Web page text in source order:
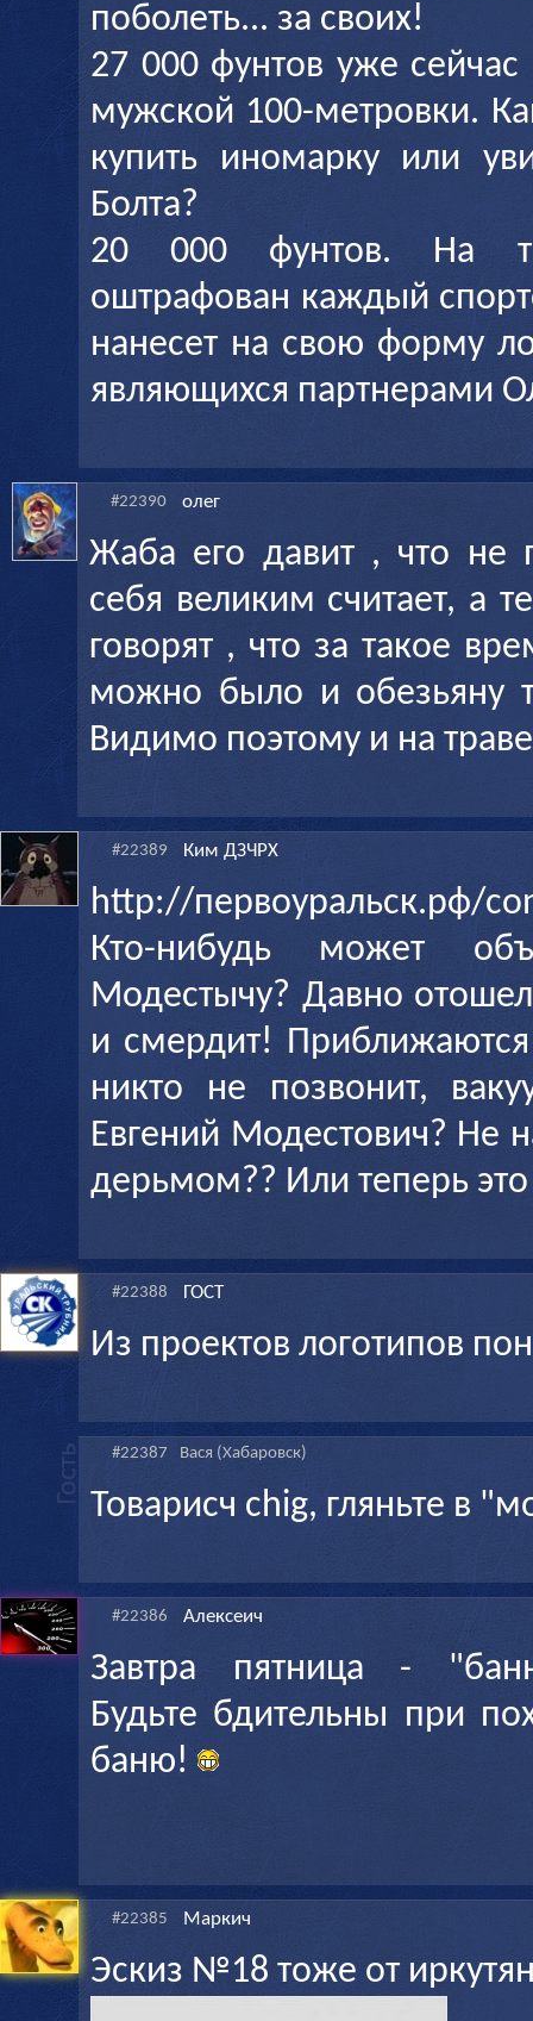
поболеть... за своих!
27 000 фунтов уже
мужской 100-метровки.
купить иномарку или
Болта?
20 000 фунтов. На
оштрафован каждый
нанесет на свою форму
являющихся партнерами
#22390 олег
Жаба его давит , что не
себя великим считает, а
говорят , что за такое
можно было и обезьяну
Видимо поэтому и на
#22389 Ким ДЗЧРХ
http://первоуральск.рф/
Кто-нибудь может
Модестычу? Давно
и смердит!
никто не позвонит,
Евгений Модестович? Не
дерьмом?? Или теперь это
#22388 ГОСТ
Из проектов логотипов
#22387 Вася (Хабаровск)
Товарисч chig, гляньте в
#22386 Алексеич
Завтра пятница -
Будьте бдительны при
баню!
#22385 Маркич
Эскиз №18 тоже от